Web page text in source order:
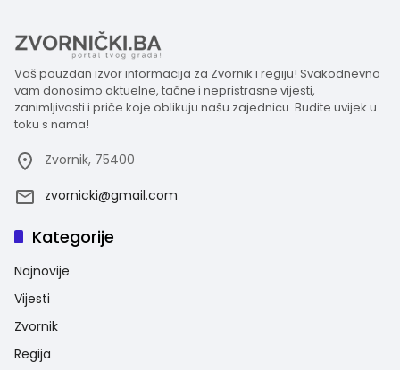
Vaš pouzdan izvor informacija za Zvornik i regiju! Svakodnevno
vam donosimo aktuelne, tačne i nepristrasne vijesti,
zanimljivosti i priče koje oblikuju našu zajednicu. Budite uvijek u
toku s nama!
Zvornik, 75400
zvornicki@gmail.com
Kategorije
Najnovije
Vijesti
Zvornik
Regija